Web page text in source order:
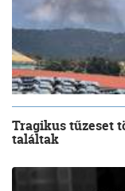
Tragikus tűzeset
találtak